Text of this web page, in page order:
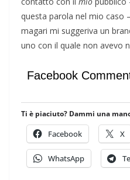
questa parola nel mio caso
magari mi suggeriva un
uno con il quale non avevo
Facebook
Ti è piaciuto? Dammi una
Facebook X
WhatsApp